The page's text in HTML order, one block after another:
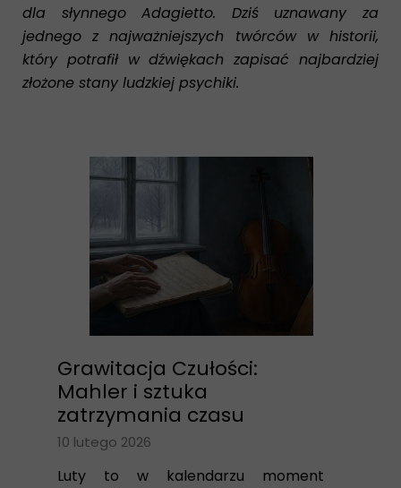
Grawitacja Czułości:
Mahler i sztuka
zatrzymania czasu
10 lutego 2026
Luty to w kalendarzu moment
dla słynnego Adagietto. Dziś uznawany za
jednego z najważniejszych twórców w historii,
który potrafił w dźwiękach zapisać najbardziej
złożone stany ludzkiej psychiki.